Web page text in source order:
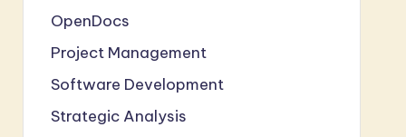
OpenDocs
Project Management
Software Development
Strategic Analysis